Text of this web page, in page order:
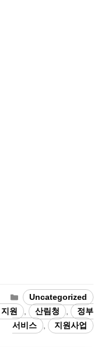
Categories
Uncategorized
원 , 산림청 ,
정부
서비스
, 지원사업